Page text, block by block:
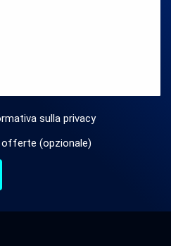
sulla privacy
offerte (opzionale)